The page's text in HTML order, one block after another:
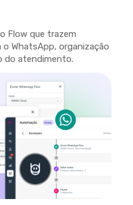
Flow que trazem
WhatsApp, organização
do atendimento.